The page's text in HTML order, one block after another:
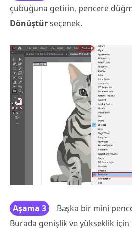
çubuğuna getirin, pencere
Dönüştürseçenek.
Aşama 3
Başka bir mini
Burada genişlik ve yükseklik